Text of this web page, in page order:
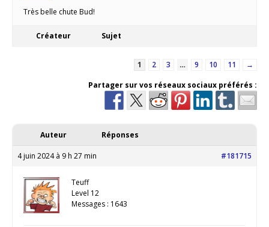
Très belle chute Bud!
Créateur Sujet
1 2 3 … 9 10 11
→
Partager sur vos réseaux sociaux préférés :
Auteur Réponses
4 juin 2024 à 9 h 27 min #181715
Teuff
Level 12
Messages : 1643